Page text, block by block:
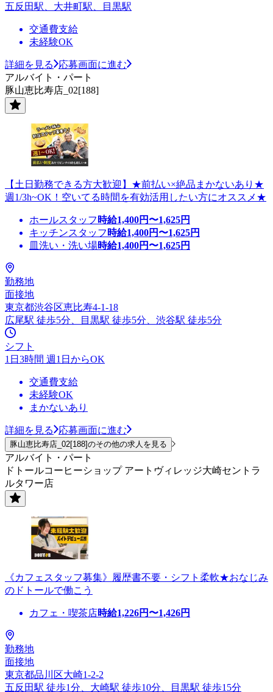
五反田駅、大井町駅、目黒駅
交通費支給
未経験OK
詳細を見る
応募画面に進む
アルバイト・パート
豚山恵比寿店_02[188]
【土日勤務できる方大歓迎】★前払い×絶品まかないあり★
週1/3h~OK！空いてる時間を有効活用したい方にオススメ★
ホールスタッフ 時給1,400円〜1,625円
キッチンスタッフ 時給1,400円〜1,625円
皿洗い・洗い場時給1,400円〜1,625円
勤務地
面接地
東京都渋谷区恵比寿4-1-18
広尾駅 徒歩5分、目黒駅 徒歩5分、渋谷駅 徒歩5分
シフト
1日3時間 週1日からOK
交通費支給
未経験OK
まかないあり
詳細を見る 応募画面に進む
豚山恵比寿店_02[188]のその他の求人を見る
アルバイト・パート
ドトールコーヒーショップ アートヴィレッジ大崎セントラ
ルタワー店
《カフェスタッフ募集》履歴書不要・シフト柔軟★おなじみ
のドトールで働こう
カフェ・喫茶店時給1,226円〜1,426円
勤務地
面接地
東京都品川区大崎1-2-2
五反田駅 徒歩1分、大崎駅 徒歩10分、目黒駅 徒歩15分